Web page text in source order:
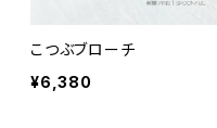
こつぶブローチ
¥6,380